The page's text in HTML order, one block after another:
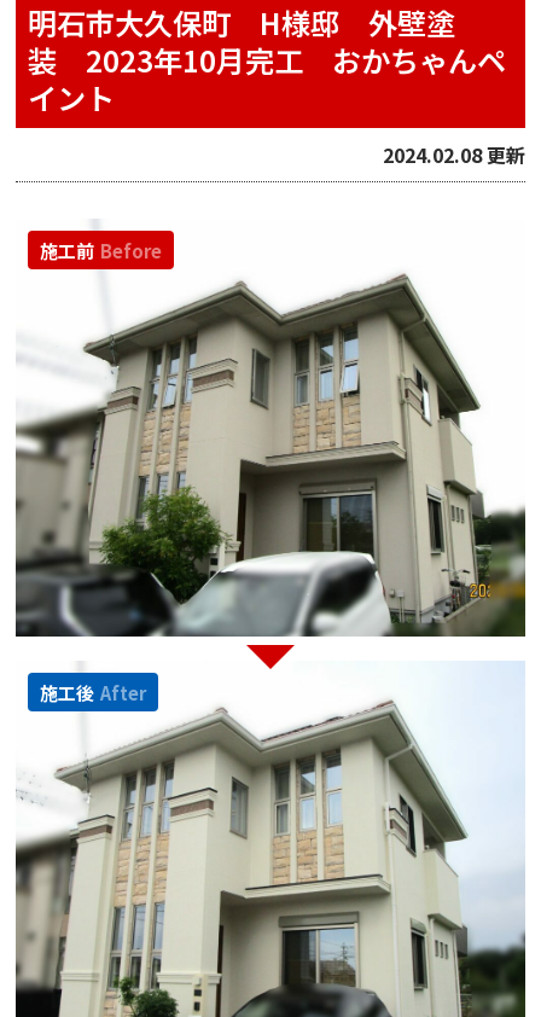
明石市大久保町 H様邸 外壁塗
装 2023年10月完工 おかちゃんペ
イント
2024.02.08 更新
施工前 Before
施工後 After